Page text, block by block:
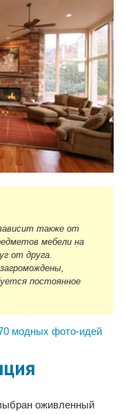
также от
мебели на
от друга.
постоянное
модных фото-идей
оживленный